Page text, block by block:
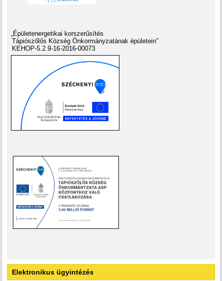
„Épületenergetikai korszerűsítés
Tápiószőlős Község Önkormányzatának épületein”
KEHOP-5.2.9-16-2016-00073
Elektronikus ügyintézés